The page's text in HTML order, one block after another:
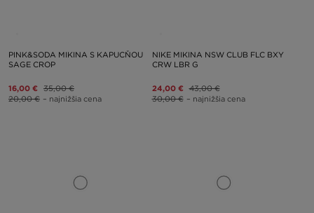
PINK&SODA MIKINA S KAPUCŇOU
SAGE CROP
16,00 € 35,00 €
20,00 € – najnižšia cena
NIKE MIKINA NSW CLUB FLC BXY
CRW LBR G
24,00 € 43,00 €
30,00 € – najnižšia cena